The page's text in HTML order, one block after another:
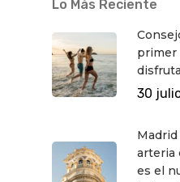
Lo Más Reciente
primer
30
arteria
es el